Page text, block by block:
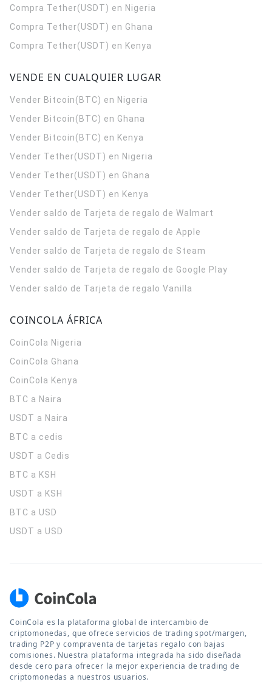
Compra Tether(USDT) en Nigeria
Compra Tether(USDT) en Ghana
Compra Tether(USDT) en Kenya
VENDE EN CUALQUIER LUGAR
Vender Bitcoin(BTC) en Nigeria
Vender Bitcoin(BTC) en Ghana
Vender Bitcoin(BTC) en Kenya
Vender Tether(USDT) en Nigeria
Vender Tether(USDT) en Ghana
Vender Tether(USDT) en Kenya
Vender saldo de Tarjeta de regalo de Walmart
Vender saldo de Tarjeta de regalo de Apple
Vender saldo de Tarjeta de regalo de Steam
Vender saldo de Tarjeta de regalo de Google Play
Vender saldo de Tarjeta de regalo Vanilla
COINCOLA ÁFRICA
CoinCola Nigeria
CoinCola Ghana
CoinCola Kenya
BTC a Naira
USDT a Naira
BTC a cedis
USDT a Cedis
BTC a KSH
USDT a KSH
BTC a USD
USDT a USD
CoinCola es la plataforma global de intercambio de
criptomonedas, que ofrece servicios de trading spot/margen,
trading P2P y compraventa de tarjetas regalo con bajas
comisiones. Nuestra plataforma integrada ha sido diseñada
desde cero para ofrecer la mejor experiencia de trading de
criptomonedas a nuestros usuarios.